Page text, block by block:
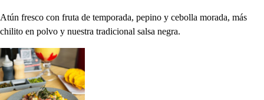
Atún fresco con fruta de temporada, pepino y cebolla morada, más
chilito en polvo y nuestra tradicional salsa negra.